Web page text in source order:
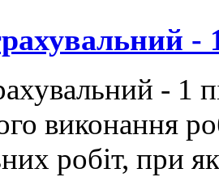
- 1
виконання
робіт, при